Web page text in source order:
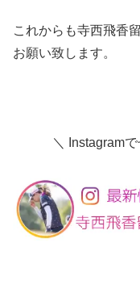
これからも寺西飛香
お願い致します。
＼ Instagram